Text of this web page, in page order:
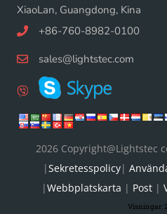
XiaoLan, Guangdong, Kina
+86-760-8982-0100
sales@lightstec.com
2026 Copyright@Lightstec
|Sekretesspolicy|
|Webbplatskarta | Post|
Visningar: